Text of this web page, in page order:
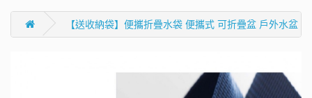
【送收納袋】便攜折疊水袋 便攜式 可折疊盆 戶外水盆